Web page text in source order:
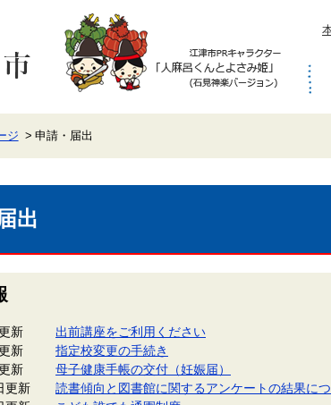
ジ 申請・届出
出
新
出前講座をご利用ください
新
指定校変更の手続き
新
母子健康手帳の交付（妊娠届）
更新
読書傾向と図書館に関するアンケートの結果に